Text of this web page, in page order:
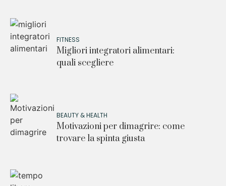
FITNESS
Migliori integratori alimentari:
quali scegliere
BEAUTY & HEALTH
Motivazioni per dimagrire: come
trovare la spinta giusta